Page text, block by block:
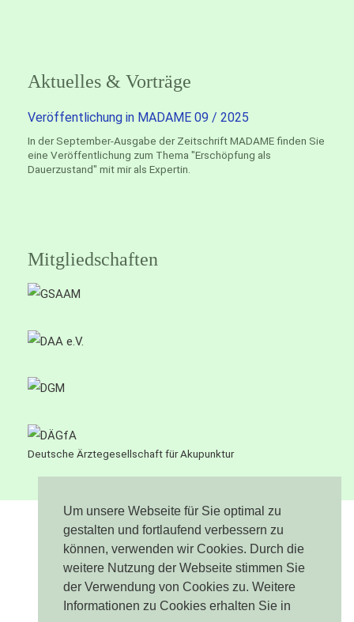
Um unsere Webseite für Sie optimal zu
gestalten und fortlaufend verbessern zu
können, verwenden wir Cookies. Durch die
weitere Nutzung der Webseite stimmen Sie
der Verwendung von Cookies zu. Weitere
Informationen zu Cookies erhalten Sie in
Aktuelles & Vorträge
Veröffentlichung in MADAME 09 / 2025
In der September-Ausgabe der Zeitschrift MADAME finden Sie
eine Veröffentlichung zum Thema "Erschöpfung als
Dauerzustand" mit mir als Expertin.
Mitgliedschaften
Deutsche Ärztegesellschaft für Akupunktur
Impressum
Datenschutz
Sitemap